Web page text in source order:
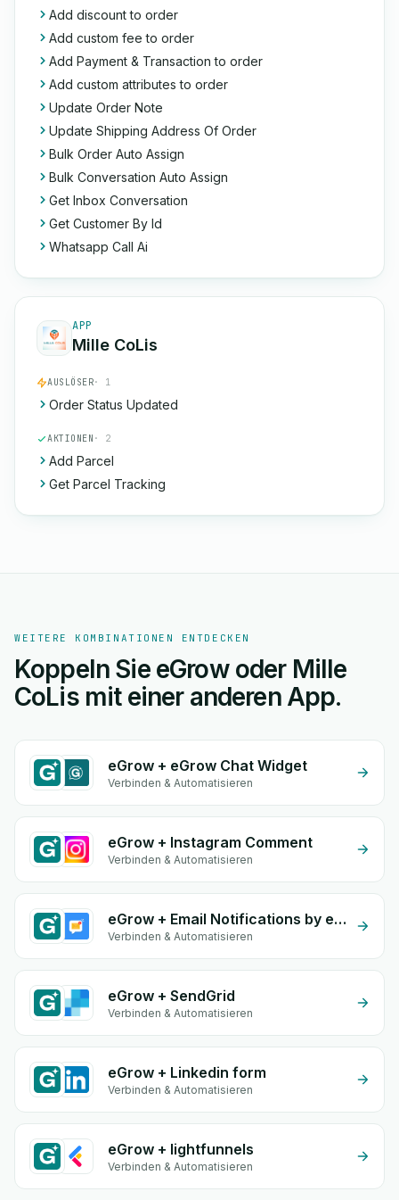
Add discount to order
Add custom fee to order
Add Payment & Transaction to order
Add custom attributes to order
Update Order Note
Update Shipping Address Of Order
Bulk Order Auto Assign
Bulk Conversation Auto Assign
Get Inbox Conversation
Get Customer By Id
Whatsapp Call Ai
APP
Mille CoLis
AUSLÖSER· 1
Order Status Updated
AKTIONEN · 2
Add Parcel
Get Parcel Tracking
WEITERE KOMBINATIONEN ENTDECKEN
Koppeln Sie eGrow oder Mille
CoLis mit einer anderen App.
eGrow + eGrow Chat Widget
Verbinden & Automatisieren
eGrow + Instagram Comment
Verbinden & Automatisieren
eGrow + Email Notifications by eGrow
Verbinden & Automatisieren
eGrow + SendGrid
Verbinden & Automatisieren
eGrow + Linkedin form
Verbinden & Automatisieren
eGrow + lightfunnels
Verbinden & Automatisieren